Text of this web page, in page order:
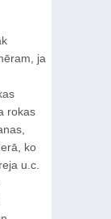
ja
rokas
ko
u.c.